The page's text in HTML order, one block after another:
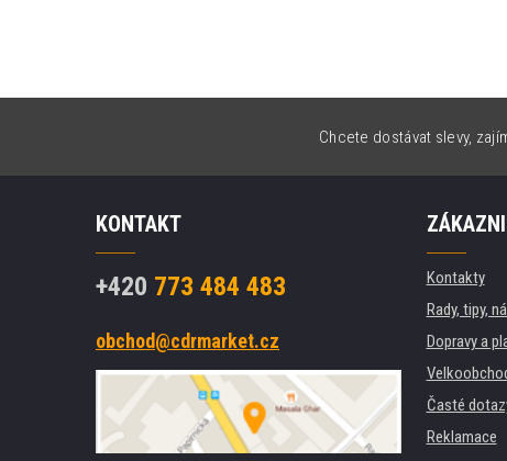
Chcete dostávat slevy,
KONTAKT
+420 773 484 483
obchod@cdrmarket.cz
Kontakty
Rady, tipy,
Dopravy a
Časté
Reklamace